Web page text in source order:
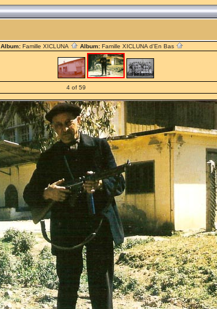
Album: Famille XICLUNA Album: Famille XICLUNA d'En Bas
4 of 59